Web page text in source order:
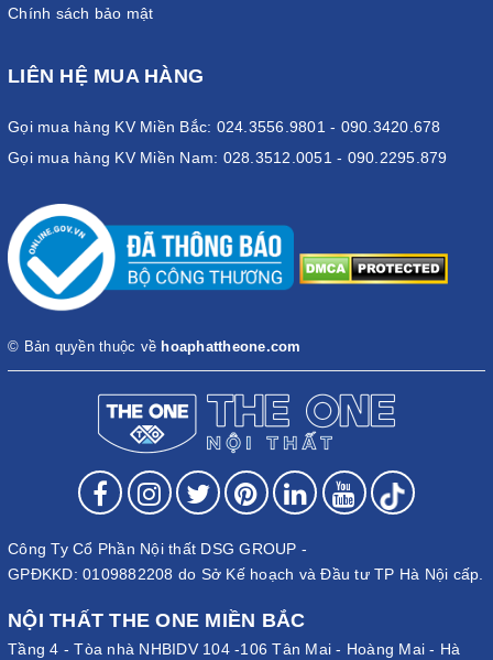
Chính sách bảo mật
LIÊN HỆ MUA HÀNG
Gọi mua hàng KV Miền Bắc: 024.3556.9801 - 090.3420.678
Gọi mua hàng KV Miền Nam: 028.3512.0051 - 090.2295.879
© Bản quyền thuộc về hoaphattheone.com
Công Ty Cổ Phần Nội thất DSG GROUP -
GPĐKKD: 0109882208 do Sở Kế hoạch và Đầu tư TP Hà Nội cấp.
NỘI THẤT THE ONE MIỀN BẮC
Tầng 4 - Tòa nhà NHBIDV 104 -106 Tân Mai - Hoàng Mai - Hà